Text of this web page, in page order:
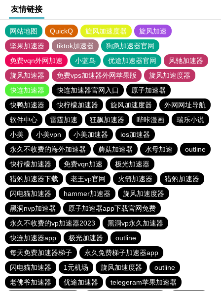
友情链接
网站地图 QuickQ 旋风加速度器
旋风加速
坚果加速器
tiktok加速器
狗急加速器官网
免费vqn外网加速
小蓝鸟 优途加速器官网
风驰加速器
旋风加速器
免费vps加速器外网苹果版
旋风加速度器
快连加速器
快连加速器官网入口
原子加速器
快鸭加速器
快柠檬加速器 旋风加速度器
外网网址导航
软件中心
雷霆加速 狂飙加速器 哔咔漫画
瑞乐小说
小美
小美vpn 小美加速器
ios加速器
永久不收费的海外加速器
蘑菇加速器 水母加速
outline
快柠檬加速器
免费vqn加速
极光加速器
猎豹加速器下载
老王vp官网 火箭加速器
猎豹加速器
闪电猫加速器
hammer加速器
旋风加速度器
黑洞nvp加速器
原子加速器app下载官网免费
永久不收费的vp加速器2023
黑洞vp永久加速器
快连加速器app
极光加速器
outline
每天免费加速器梯子
永久免费梯子加速器app
闪电猫加速器
1元机场 旋风加速度器
outline
老佛爷加速器
优途加速器 telegeram苹果加速器